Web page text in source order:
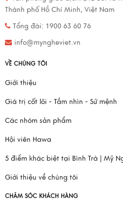
Thành phố Hồ Chí Minh, Việt Nam
Tổng đài: 1900 63 60 76
info@myngheviet.vn
VỀ CHÚNG TÔI
Giới thiệu
Giá trị cốt lõi - Tầm nhìn - Sứ mệnh
Các nhóm sản phẩm
Hội viên Hawa
5 điểm khác biệt tại Bình Trà | Mỹ
Giới thiệu về chúng tôi
CHĂM SÓC KHÁCH HÀNG